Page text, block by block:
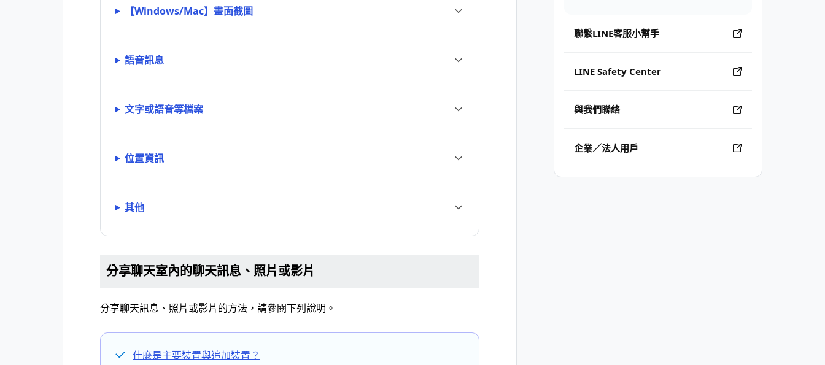
聯繫LINE客服小幫手
LINE Safety Center
與我們聯絡
企業／法人用戶
【Windows/Mac】畫面截圖
語音訊息
文字或語音等檔案
位置資訊
其他
分享聊天室內的聊天訊息、照片或影片
分享聊天訊息、照片或影片的方法，請參閱下列說明。
什麼是主要裝置與追加裝置？